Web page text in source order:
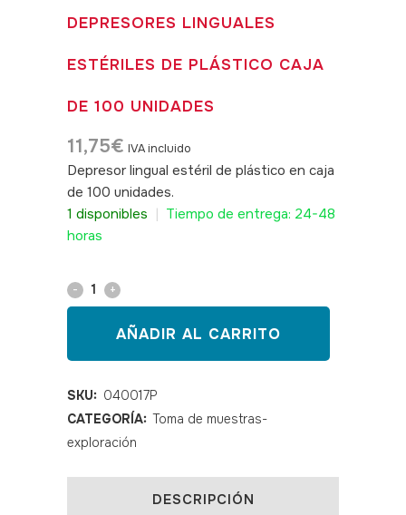
DEPRESORES LINGUALES
ESTÉRILES DE PLÁSTICO CAJA
DE 100 UNIDADES
11,75€ IVA incluido
Depresor lingual estéril de plástico en caja
de 100 unidades.
1 disponibles
Tiempo de entrega: 24-48
horas
Depresores
estériles
de
plástico
AÑADIR AL CARRITO
SKU: 040017P
CATEGORÍA: Toma de muestras-
exploración
DESCRIPCIÓN